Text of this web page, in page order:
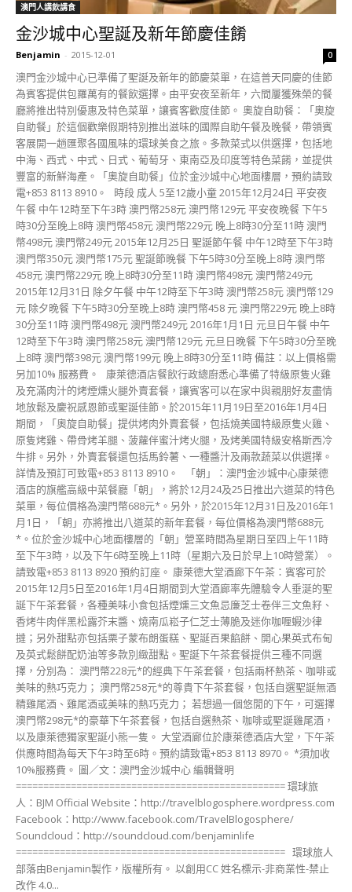
澳門人講飲講食
金沙城中心聖誕及新年節慶佳餚
Benjamin - 2015-12-01 0
澳門金沙城中心已準備了聖誕及新年的節慶菜單，在這普天同慶的佳節
為賓客提供包羅萬有的餐飲選擇。由平安夜至新年，六間屢獲殊榮的餐
廳將推出特別優惠及特色菜單，讓賓客歡度佳節。 奧旋自助餐：「奧旋
自助餐」於這個歡樂假期特別推出滋味的國際自助午餐及晚餐，帶領賓
客展開一趟匯聚各國風味的環球美食之旅。多款菜式以供選擇，包括地
中海、西式、中式、日式、葡萄牙、東南亞及印度等特色菜餚，並提供
豐富的新鮮海產。「奧旋自助餐」位於金沙城中心地面樓層，預約請致
電+853 8113 8910。 時段 成人 5至12歲小童 2015年12月24日 平安夜
午餐 中午12時至下午3時 澳門幣258元 澳門幣129元 平安夜晚餐 下午5
時30分至晚上8時 澳門幣458元 澳門幣229元 晚上8時30分至11時 澳門
幣498元 澳門幣249元 2015年12月25日 聖誕節午餐 中午12時至下午3時
澳門幣350元 澳門幣175元 聖誕節晚餐 下午5時30分至晚上8時 澳門幣
458元 澳門幣229元 晚上8時30分至11時 澳門幣498元 澳門幣249元
2015年12月31日 除夕午餐 中午12時至下午3時 澳門幣258元 澳門幣129
元 除夕晚餐 下午5時30分至晚上8時 澳門幣458 元 澳門幣229元 晚上8時
30分至11時 澳門幣498元 澳門幣249元 2016年1月1日 元旦日午餐 中午
12時至下午3時 澳門幣258元 澳門幣129元 元旦日晚餐 下午5時30分至晚
上8時 澳門幣398元 澳門幣199元 晚上8時30分至11時 備註：以上價格需
另加10% 服務費。 康萊德酒店餐飲行政總廚悉心準備了特級原隻火雞
及充滿肉汁的烤煙燻火腿外賣套餐，讓賓客可以在家中與親朋好友盡情
地放鬆及慶祝感恩節或聖誕佳節。於2015年11月19日至2016年1月4日
期間，「奧旋自助餐」提供烤肉外賣套餐，包括燒美國特級原隻火雞、
原隻烤雞、帶骨烤羊腿、菠蘿伴蜜汁烤火腿，及烤美國特級安格斯西冷
牛排。另外，外賣套餐還包括馬鈴薯、一種醬汁及兩款蔬菜以供選擇。
詳情及預訂可致電+853 8113 8910。 「朝」：澳門金沙城中心康萊德
酒店的旗艦高級中菜餐廳「朝」，將於12月24及25日推出六道菜的特色
菜單，每位價格為澳門幣688元*。另外，於2015年12月31日及2016年1
月1日，「朝」亦將推出八道菜的新年套餐，每位價格為澳門幣688元
*。位於金沙城中心地面樓層的「朝」營業時間為星期日至四上午11時
至下午3時，以及下午6時至晚上11時（星期六及日於早上10時營業）。
請致電+853 8113 8920 預約訂座。 康萊德大堂酒廊下午茶：賓客可於
2015年12月5日至2016年1月4日期間到大堂酒廊率先體驗令人垂涎的聖
誕下午茶套餐，各種美味小食包括煙燻三文魚忌廉芝士卷伴三文魚籽、
香烤牛肉伴黑松露芥末醬、燒南瓜崧子仁芝士薄脆及迷你咖喱蝦沙律
撻；另外甜點亦包括栗子蒙布朗蛋糕、聖誕百果餡餅、開心果英式布甸
及英式鬆餅配奶油等多款別緻甜點。聖誕下午茶套餐提供三種不同選
擇，分別為： 澳門幣228元*的經典下午茶套餐，包括兩杯熱茶、咖啡或
美味的熱巧克力； 澳門幣258元*的尊貴下午茶套餐，包括自選聖誕無酒
精雞尾酒、雞尾酒或美味的熱巧克力； 若想過一個悠閒的下午，可選擇
澳門幣298元*的豪華下午茶套餐，包括自選熱茶、咖啡或聖誕雞尾酒，
以及康萊德獨家聖誕小熊一隻。 大堂酒廊位於康萊德酒店大堂，下午茶
供應時間為每天下午3時至6時。預約請致電+853 8113 8970。 *須加收
10%服務費。 圖／文：澳門金沙城中心 編輯聲明
================================================= 環球旅
人：BJM Official Website：http://travelblogosphere.wordpress.com
Facebook：http://www.facebook.com/TravelBlogosphere/
Soundcloud：http://soundcloud.com/benjaminlife
================================================= 環球旅人
部落由Benjamin製作，版權所有。 以創用CC 姓名標示-非商業性-禁止
改作 4.0...